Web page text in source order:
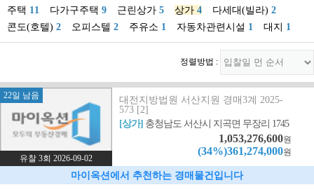
주택 11 다가구주택 9 근린상가 5 상가 4 다세대(빌라) 2
콘도(호텔) 2 오피스텔 2 주유소 1 자동차관련시설 1 대지 1
정렬방법 :
22일 남음
유찰 3회 2026-09-02
대전지방법원 서산지원 경매3계 2025-
573 [2]
[상가] 충청남도 서산시 지곡면 무장리 1745
1,053,276,600원
(34%)361,274,000원
마이옥션에서 추천하는 경매물건입니다